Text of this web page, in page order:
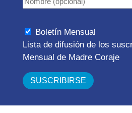
Boletín Mensual
Lista de difusión de los
Mensual de Madre Coraje